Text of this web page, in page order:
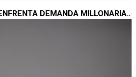
DEMANDA MILLONARIA..